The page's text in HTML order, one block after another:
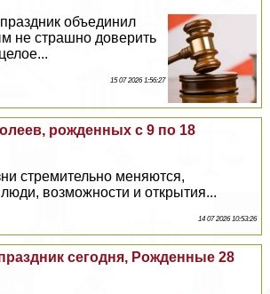
объединил
не страшно доверить
15 07 2026 1:56:27
рожденных с 9 по 18
стремительно меняются,
возможности и открытия...
14 07 2026 10:53:26
сегодня, Рожденные 28